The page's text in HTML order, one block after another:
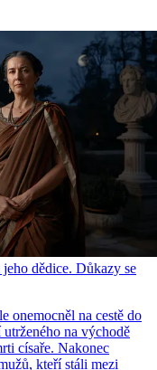
dědice. Důkazy se
onemocněl na cestě do
na východě
císaře. Nakonec
kteří stáli mezi